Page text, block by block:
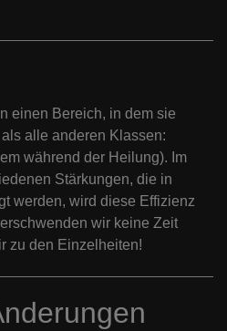
einen Bereich, in dem sie
alle anderen Klassen:
während der Heilung). Im
Stärkungen, die in
werden, wird diese Effizienz
wir keine Zeit
zu den Einzelheiten!